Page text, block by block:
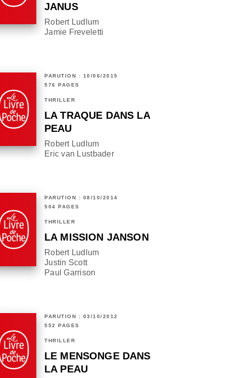
JANUS
Robert Ludlum
Jamie Freveletti
PARUTION : 10/06/2015
576 PAGES
THRILLER
LA TRAQUE DANS LA
PEAU
Robert Ludlum
Eric van Lustbader
PARUTION : 08/10/2014
504 PAGES
THRILLER
LA MISSION JANSON
Robert Ludlum
Justin Scott
Paul Garrison
PARUTION : 03/10/2012
552 PAGES
THRILLER
LE MENSONGE DANS
LA PEAU